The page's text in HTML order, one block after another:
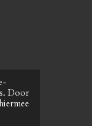
Door